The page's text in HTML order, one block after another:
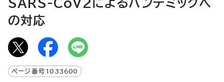
SARS-CoV2によるパンデミックへ
の対応
ページ番号 1033600